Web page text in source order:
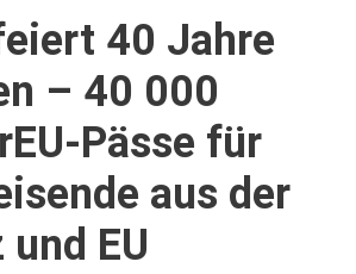
40 Jahre
– 40 000
Pässe für
aus der
EU